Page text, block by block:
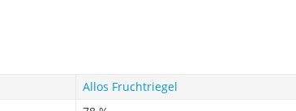
Allos Fruchtriegel